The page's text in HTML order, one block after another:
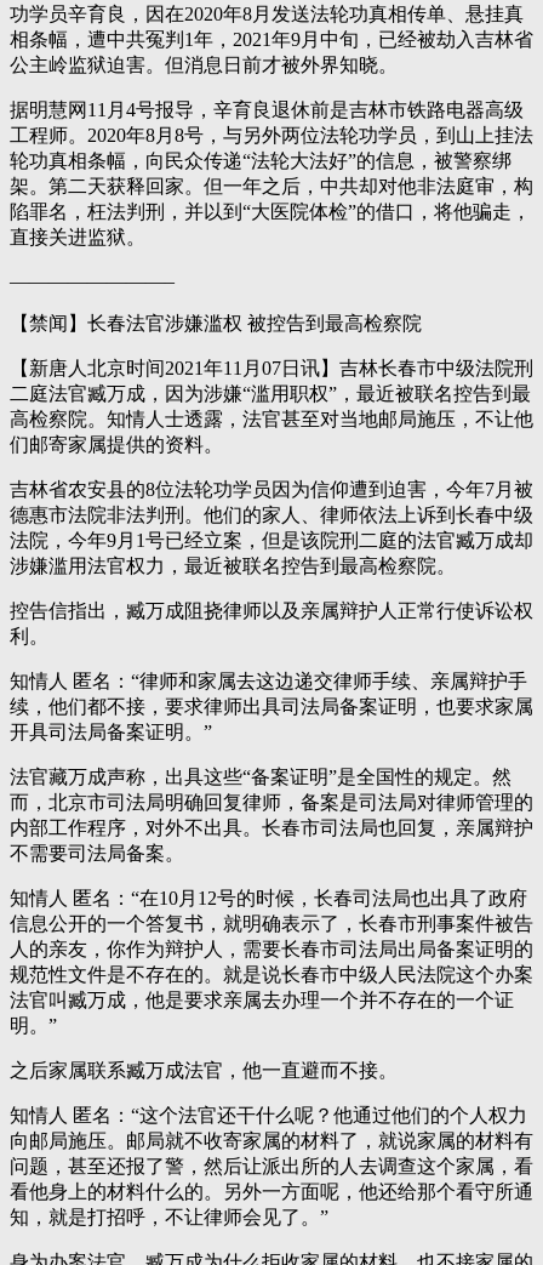
功学员辛育良，因在2020年8月发送法轮功真相传单、悬挂真
相条幅，遭中共冤判1年，2021年9月中旬，已经被劫入吉林省
公主岭监狱迫害。但消息日前才被外界知晓。
据明慧网11月4号报导，辛育良退休前是吉林市铁路电器高级
工程师。2020年8月8号，与另外两位法轮功学员，到山上挂法
轮功真相条幅，向民众传递“法轮大法好”的信息，被警察绑
架。第二天获释回家。但一年之后，中共却对他非法庭审，构
陷罪名，枉法判刑，并以到“大医院体检”的借口，将他骗走，
直接关进监狱。
————————–
【禁闻】长春法官涉嫌滥权 被控告到最高检察院
【新唐人北京时间2021年11月07日讯】吉林长春市中级法院刑
二庭法官臧万成，因为涉嫌“滥用职权”，最近被联名控告到最
高检察院。知情人士透露，法官甚至对当地邮局施压，不让他
们邮寄家属提供的资料。
吉林省农安县的8位法轮功学员因为信仰遭到迫害，今年7月被
德惠市法院非法判刑。他们的家人、律师依法上诉到长春中级
法院，今年9月1号已经立案，但是该院刑二庭的法官臧万成却
涉嫌滥用法官权力，最近被联名控告到最高检察院。
控告信指出，臧万成阻挠律师以及亲属辩护人正常行使诉讼权
利。
知情人 匿名：“律师和家属去这边递交律师手续、亲属辩护手
续，他们都不接，要求律师出具司法局备案证明，也要求家属
开具司法局备案证明。”
法官藏万成声称，出具这些“备案证明”是全国性的规定。然
而，北京市司法局明确回复律师，备案是司法局对律师管理的
内部工作程序，对外不出具。长春市司法局也回复，亲属辩护
不需要司法局备案。
知情人 匿名：“在10月12号的时候，长春司法局也出具了政府
信息公开的一个答复书，就明确表示了，长春市刑事案件被告
人的亲友，你作为辩护人，需要长春市司法局出局备案证明的
规范性文件是不存在的。就是说长春市中级人民法院这个办案
法官叫臧万成，他是要求亲属去办理一个并不存在的一个证
明。”
之后家属联系臧万成法官，他一直避而不接。
知情人 匿名：“这个法官还干什么呢？他通过他们的个人权力
向邮局施压。邮局就不收寄家属的材料了，就说家属的材料有
问题，甚至还报了警，然后让派出所的人去调查这个家属，看
看他身上的材料什么的。另外一方面呢，他还给那个看守所通
知，就是打招呼，不让律师会见了。”